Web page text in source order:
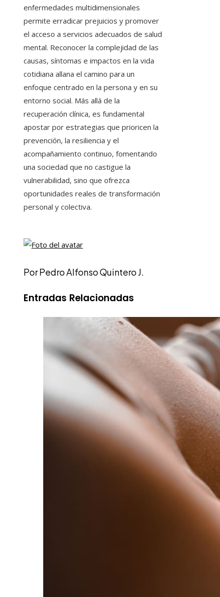
enfermedades multidimensionales
permite erradicar prejuicios y promover
el acceso a servicios adecuados de salud
mental. Reconocer la complejidad de las
causas, síntomas e impactos en la vida
cotidiana allana el camino para un
enfoque centrado en la persona y en su
entorno social. Más allá de la
recuperación clínica, es fundamental
apostar por estrategias que prioricen la
prevención, la resiliencia y el
acompañamiento continuo, fomentando
una sociedad que no castigue la
vulnerabilidad, sino que ofrezca
oportunidades reales de transformación
personal y colectiva.
Por Pedro Alfonso Quintero J.
Entradas Relacionadas